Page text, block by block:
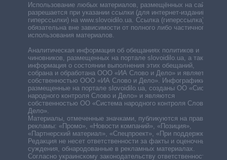
Использование любых материалов, размещённых на сайте,
разрешается при указании ссылки (для интернет-изданий —
гиперссылки) на www.slovoidilo.ua. Ссылка (гиперссылка)
обязательна вне зависимости от полного либо частичного
использования материалов.
Аналитическая информация об обещаниях политиков и
чиновников, размещенных на портале slovoidilo.ua, а также
информация о состоянии выполнения этих обещаний,
собрана и обработана ООО «ИА Слово и Дело» и является
собственностью ООО «ИА Слово и Дело». Инфографики,
размещенные на портале slovoidilo.ua, созданы ОО «Система
народного контроля Слово и Дело» и являются
собственностью ОО «Система народного контроля Слово и
Дело».
Материалы, отмеченные значками, публикуются на правах
рекламы: «Промо», «Новости компаний», «Позиция»,
«Партнерский материал», «Спецпроект», «При поддержке».
Редакция не несет ответственности за факты и оценочные
суждения, обнародованные в рекламных материалах.
Согласно украинскому законодательству ответственность за